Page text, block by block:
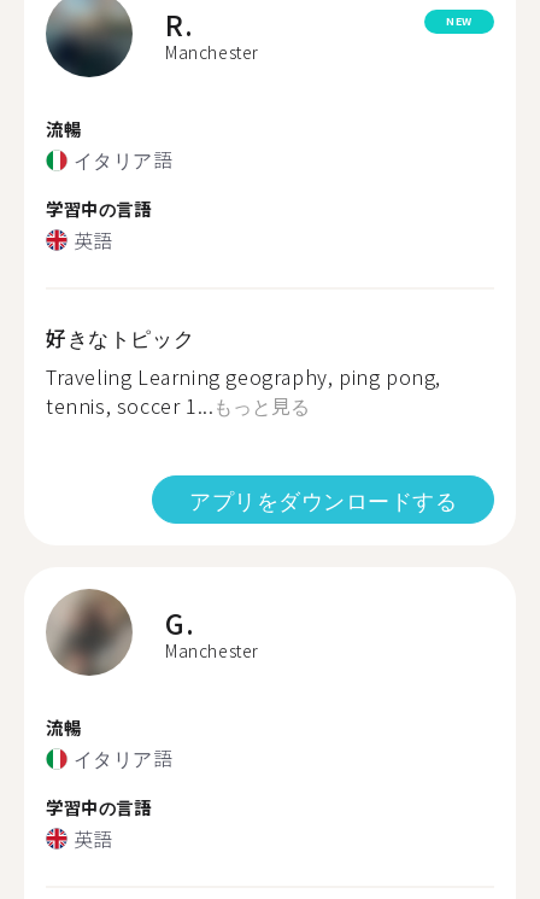
R.
Manchester
NEW
流暢
イタリア語
学習中の言語
英語
好きなトピック
Traveling Learning geography, ping pong,
tennis, soccer 1...もっと見る
アプリをダウンロードする
G.
Manchester
流暢
イタリア語
学習中の言語
英語